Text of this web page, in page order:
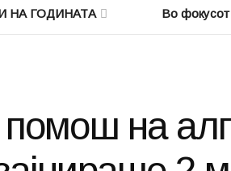
НА ГОДИНАТА Во фокусот
на